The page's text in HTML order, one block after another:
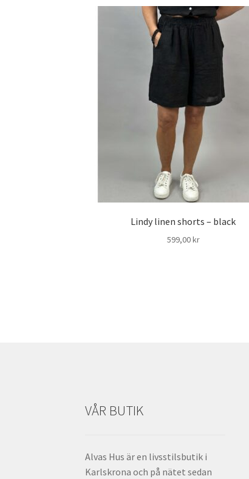
Lindy linen shorts – black
599,00kr
VÅR BUTIK
Alvas Hus är en livsstilsbutik i
Karlskrona och på nätet sedan